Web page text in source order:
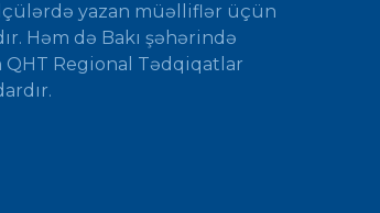
yazan müəlliflər üçün
Həm də Bakı şəhərində
Regional Tədqiqatlar